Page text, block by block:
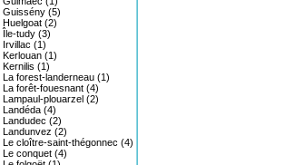
Guissény (5)
Huelgoat (2)
Île-tudy (3)
Irvillac (1)
Kerlouan (1)
Kernilis (1)
La forest-landerneau (1)
La forêt-fouesnant (4)
Lampaul-plouarzel (2)
Landéda (4)
Landudec (2)
Landunvez (2)
Le cloître-saint-thégonnec (4)
Le conquet (4)